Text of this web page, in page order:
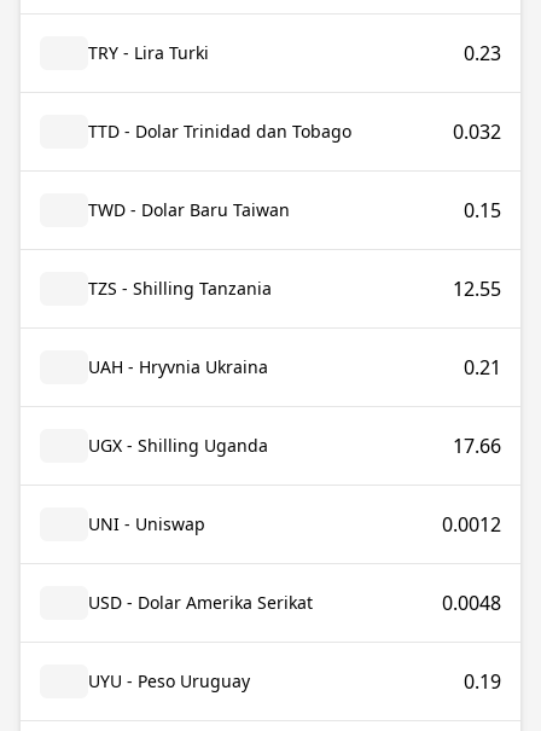
TRY - Lira Turki 0.23
TTD - Dolar Trinidad dan Tobago 0.032
TWD - Dolar Baru Taiwan 0.15
TZS - Shilling Tanzania 12.55
UAH - Hryvnia Ukraina 0.21
UGX - Shilling Uganda 17.66
UNI - Uniswap 0.0012
USD - Dolar Amerika Serikat 0.0048
UYU - Peso Uruguay 0.19